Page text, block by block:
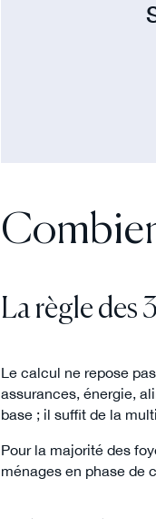
La règle des
Le calcul ne repose
assurances, énergie,
base ; il suffit de la
Pour la majorité des
ménages en phase de